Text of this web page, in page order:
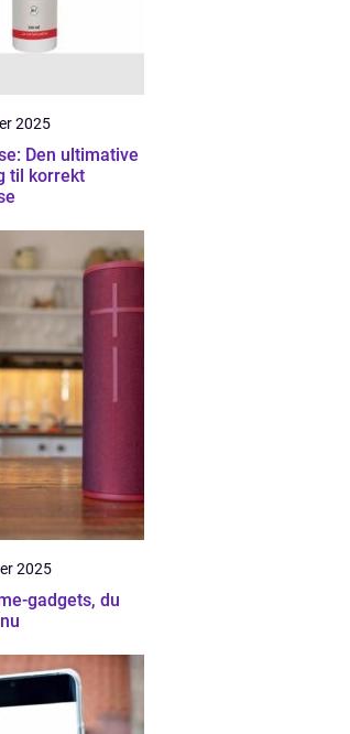
2025
Den ultimative
til korrekt
2025
gadgets, du